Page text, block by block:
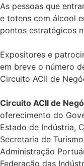
As pessoas que
e totens com álcool
pontos estratégicos
Expositores e
em breve o número
Circuito ACII de
Circuito ACII de
oferecimento do
Estado de Indústria,
Secretaria de
Administração
Federação das